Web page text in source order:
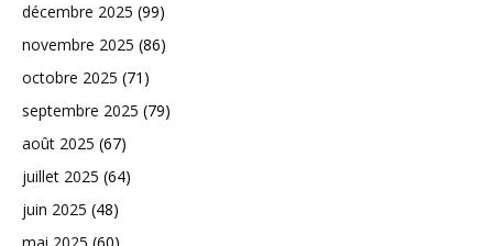
décembre 2025 (99)
novembre 2025 (86)
octobre 2025 (71)
septembre 2025 (79)
août 2025 (67)
juillet 2025 (64)
juin 2025 (48)